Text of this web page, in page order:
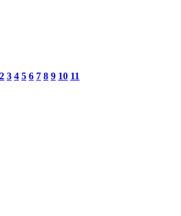
2 3 4 5 6 7 8 9 10 11